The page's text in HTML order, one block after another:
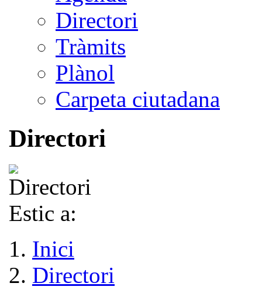
Directori
Tràmits
Plànol
Carpeta ciutadana
Directori
Estic a:
Inici
Directori